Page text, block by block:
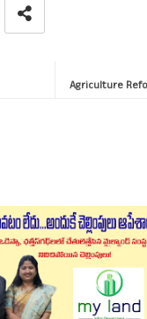
Agriculture